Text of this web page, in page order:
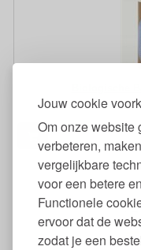
Jouw cookie
Om onze website
verbeteren,
vergelijkbare
voor een betere
Functionele
ervoor dat de
zodat je een